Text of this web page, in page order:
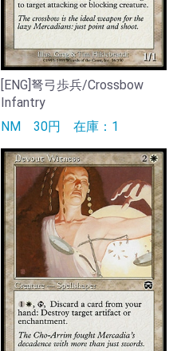
[ENG]弩弓歩兵/Crossbow
Infantry
NM 30円 在庫：1